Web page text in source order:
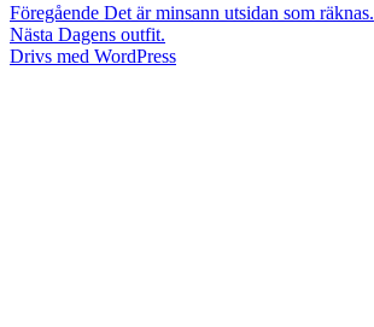
Inläggsnavigering
Föregående Föregående
inlägg:
Det är minsann utsidan som räknas.
Nästa Nästa
inlägg:
Dagens outfit.
Drivs med WordPress